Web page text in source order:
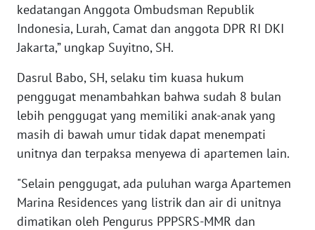
kedatangan Anggota Ombudsman Republik
Indonesia, Lurah, Camat dan anggota DPR RI DKI
Jakarta,” ungkap Suyitno, SH.
Dasrul Babo, SH, selaku tim kuasa hukum
penggugat menambahkan bahwa sudah 8 bulan
lebih penggugat yang memiliki anak-anak yang
masih di bawah umur tidak dapat menempati
unitnya dan terpaksa menyewa di apartemen lain.
"Selain penggugat, ada puluhan warga Apartemen
Marina Residences yang listrik dan air di unitnya
dimatikan oleh Pengurus PPPSRS-MMR dan
WN
DAIRI
WN
DANAU
TOBA
WN
NIAS
WN
LANGKAT